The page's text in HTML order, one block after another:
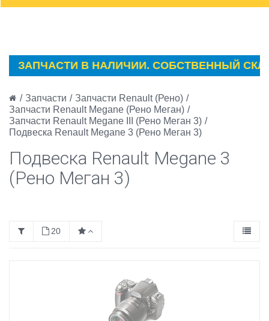
ЗАПЧАСТИ В НАЛИЧИИ. СОБСТВЕННЫЙ СКЛАД
/ Запчасти / Запчасти Renault (Рено) /
Запчасти Renault Megane (Рено Меган) /
Запчасти Renault Megane III (Рено Меган 3) /
Подвеска Renault Megane 3 (Рено Меган 3)
Подвеска Renault Megane 3
(Рено Меган 3)
20